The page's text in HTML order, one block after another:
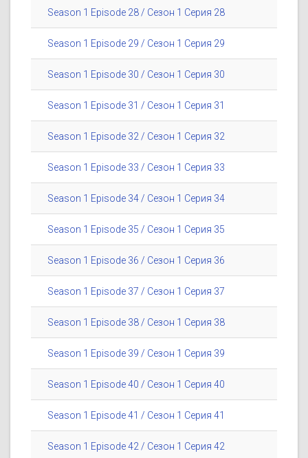
Season 1 Episode 28 / Сезон 1 Серия 28
Season 1 Episode 29 / Сезон 1 Серия 29
Season 1 Episode 30 / Сезон 1 Серия 30
Season 1 Episode 31 / Сезон 1 Серия 31
Season 1 Episode 32 / Сезон 1 Серия 32
Season 1 Episode 33 / Сезон 1 Серия 33
Season 1 Episode 34 / Сезон 1 Серия 34
Season 1 Episode 35 / Сезон 1 Серия 35
Season 1 Episode 36 / Сезон 1 Серия 36
Season 1 Episode 37 / Сезон 1 Серия 37
Season 1 Episode 38 / Сезон 1 Серия 38
Season 1 Episode 39 / Сезон 1 Серия 39
Season 1 Episode 40 / Сезон 1 Серия 40
Season 1 Episode 41 / Сезон 1 Серия 41
Season 1 Episode 42 / Сезон 1 Серия 42